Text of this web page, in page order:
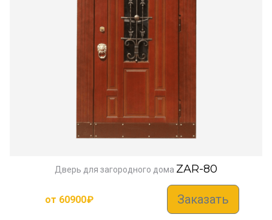
Дверь для загородного дома ZAR-80
от 60900₽ Заказать